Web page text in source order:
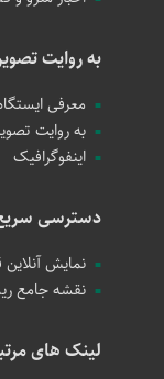
به روایت
معرفی
به روایت
اینفوگرافیک
دسترسی
نمایش آنلاین
نقشه جامع
لینک های